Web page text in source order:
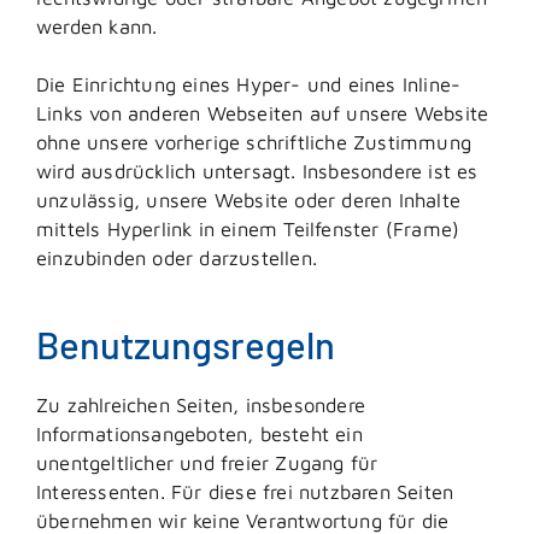
werden kann.
Die Einrichtung eines Hyper- und eines Inline-
Links von anderen Webseiten auf unsere Website
ohne unsere vorherige schriftliche Zustimmung
wird ausdrücklich untersagt. Insbesondere ist es
unzulässig, unsere Website oder deren Inhalte
mittels Hyperlink in einem Teilfenster (Frame)
einzubinden oder darzustellen.
Benutzungsregeln
Zu zahlreichen Seiten, insbesondere
Informationsangeboten, besteht ein
unentgeltlicher und freier Zugang für
Interessenten. Für diese frei nutzbaren Seiten
übernehmen wir keine Verantwortung für die